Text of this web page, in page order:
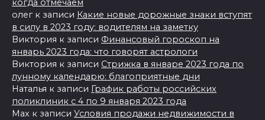
когда отмечаем
олегк записи Какие новые дорожные знаки вступят
в силу в 2023 году: водителям на заметку
Виктория к записи Финансовый гороскоп на
январь 2023 года: что говорят астрологи
Виктория к записи Стрижка в январе 2023 года по
лунному календарю: благоприятные дни
Наталья к записи График работы российских
поликлиник с 4 по 9 января 2023 года
Max к записи Условия продажи недвижимости в